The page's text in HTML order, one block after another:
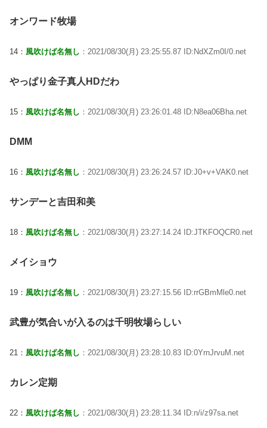
オンワード牧場
14： 風吹けば名無し ：2021/08/30(月) 23:25:55.87 ID:NdXZm0I/0.net
やっぱり金子真人HDだわ
15： 風吹けば名無し ：2021/08/30(月) 23:26:01.48 ID:N8ea06Bha.net
DMM
16： 風吹けば名無し ：2021/08/30(月) 23:26:24.57 ID:J0+v+VAK0.net
サンデーと吉田和美
18： 風吹けば名無し ：2021/08/30(月) 23:27:14.24 ID:JTKFOQCR0.net
メイショウ
19： 風吹けば名無し ：2021/08/30(月) 23:27:15.56 ID:rrGBmMle0.net
武豊が気合いが入るのは千明牧場らしい
21： 風吹けば名無し ：2021/08/30(月) 23:28:10.83 ID:0YrnJrvuM.net
カレン定期
22： 風吹けば名無し ：2021/08/30(月) 23:28:11.34 ID:n/i/z97sa.net